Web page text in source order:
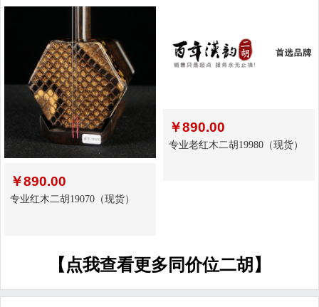
￥890.00
专业红木二胡19070（现货）
￥890.00
专业老红木二胡19980（现货）
【点我查看更多同价位二胡】